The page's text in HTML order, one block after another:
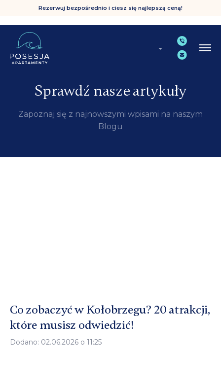
Rezerwuj bezpośrednio i ciesz się najlepszą ceną!
Sprawdź nasze artykuły
Zapoznaj się z najnowszymi wpisami na naszym
Blogu
Co zobaczyć w Kołobrzegu? 20 atrakcji,
które musisz odwiedzić!
Dodano: 02.06.2026 o 11:25